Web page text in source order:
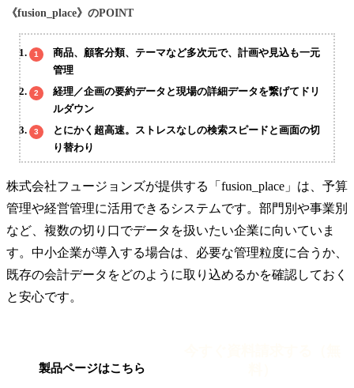
《fusion_place》のPOINT
商品、顧客分類、テーマなど多次元で、計画や見込も一元
管理
経理／企画の要約データと現場の詳細データを繋げてドリ
ルダウン
とにかく超高速。ストレスなしの検索スピードと画面の切
り替わり
株式会社フュージョンズが提供する「fusion_place」は、予算
管理や経営管理に活用できるシステムです。部門別や事業別
など、複数の切り口でデータを扱いたい企業に向いていま
す。中小企業が導入する場合は、必要な管理粒度に合うか、
既存の会計データをどのように取り込めるかを確認しておく
と安心です。
製品ページはこちら